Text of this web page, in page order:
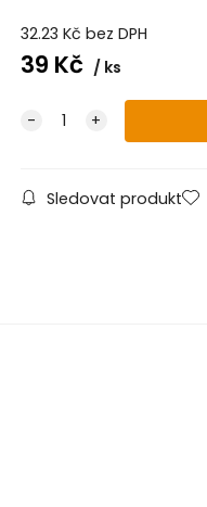
32.23 Kč bez DPH
39 Kč ks
Sledovat produkt